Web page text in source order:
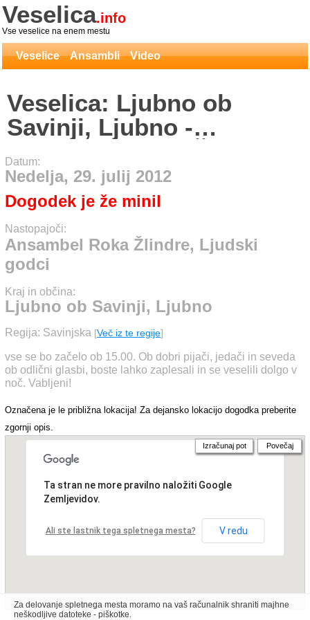
Veselica.info
Vse veselice na enem mestu
Veselice Ansambli Video
Veselica: Ljubno ob
Savinji, Ljubno -
Ansambel Roka Žlindre,
Ljudski godci
Datum:
Nedelja, 29. julij 2012
Dogodek je že minil
Nastopajoči:
Ansambel Roka Žlindre, Ljudski
godci
Kraj in občina:
Ljubno ob Savinji, Ljubno
Regija: Savinjska [Več iz te regije]
vse se bo začelo ob 15.00. Ob dobri pijači, jedači in seveda
ob odlični glasbi, boste lahko zaplesali in se veselili dolgo v
noč. Vabljeni!
Označena je le približna lokacija! Za dejansko lokacijo dogodka preberite
zgornji opis.
Ta stran ne more pravilno naložiti Google
Zemljevidov.
Ali ste lastnik tega spletnega mesta? V redu
Izračunaj pot Povečaj
Za delovanje spletnega mesta moramo na vaš računalnik shraniti majhne
neškodljive datoteke - piškotke.